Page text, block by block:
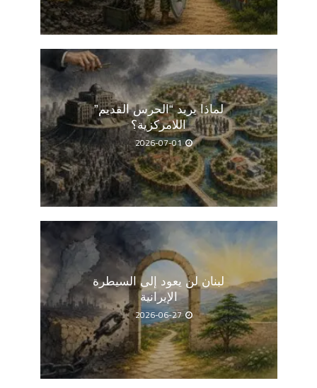
لماذا يريد “الحرس القديم”
اللامركزية؟
2026-07-01
لبنان لن يعود إلى السيطرة
الإيرانية
2026-06-27